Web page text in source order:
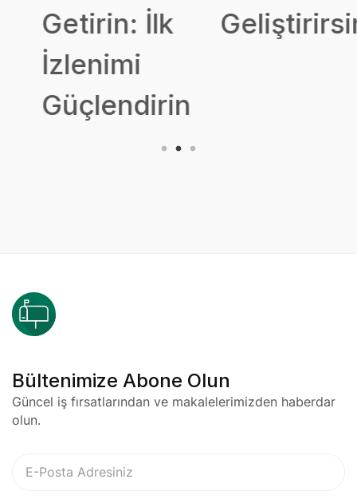
Getirin: İlk
İzlenimi
Güçlendirin
Bültenimize Abone Olun
Güncel iş fırsatlarından ve makalelerimizden haberdar
olun.